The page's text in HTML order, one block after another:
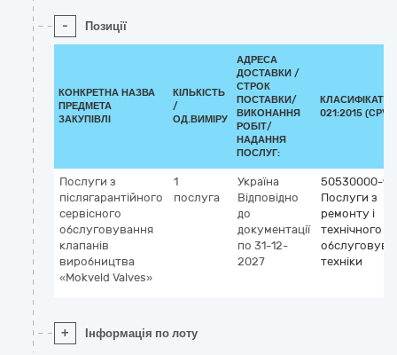
- Позиції
КОНКРЕТНА НАЗВА
ПРЕДМЕТА
ЗАКУПІВЛІ
КІЛЬКІСТЬ
/
ОД.ВИМІРУ
АДРЕСА
ДОСТАВКИ /
СТРОК
ПОСТАВКИ/
ВИКОНАННЯ
РОБІТ/
НАДАННЯ
ПОСЛУГ:
021:2015 (CPV)
Послуги з
післягарантійного
сервісного
обслуговування
клапанів
виробництва
«Mokveld Valves»
1
послуга
Україна
Відповідно
до
документації
по 31-12-
2027
50530000-9
Послуги з
ремонту і
технічного
техніки
+ Інформація по лоту